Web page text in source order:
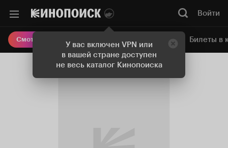
У вас включен VPN или
в вашей стране доступен
не весь каталог Кинопоиска
Войти
Смотреть кино Онлайн-кинотеатр Билеты в